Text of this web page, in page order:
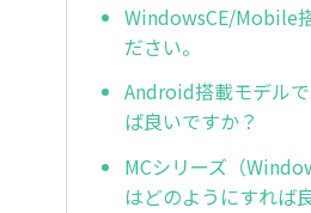
WindowsCE/Mobile
ださい。
Android搭載モデル
ば良いですか？
MCシリーズ（
はどのようにすれば